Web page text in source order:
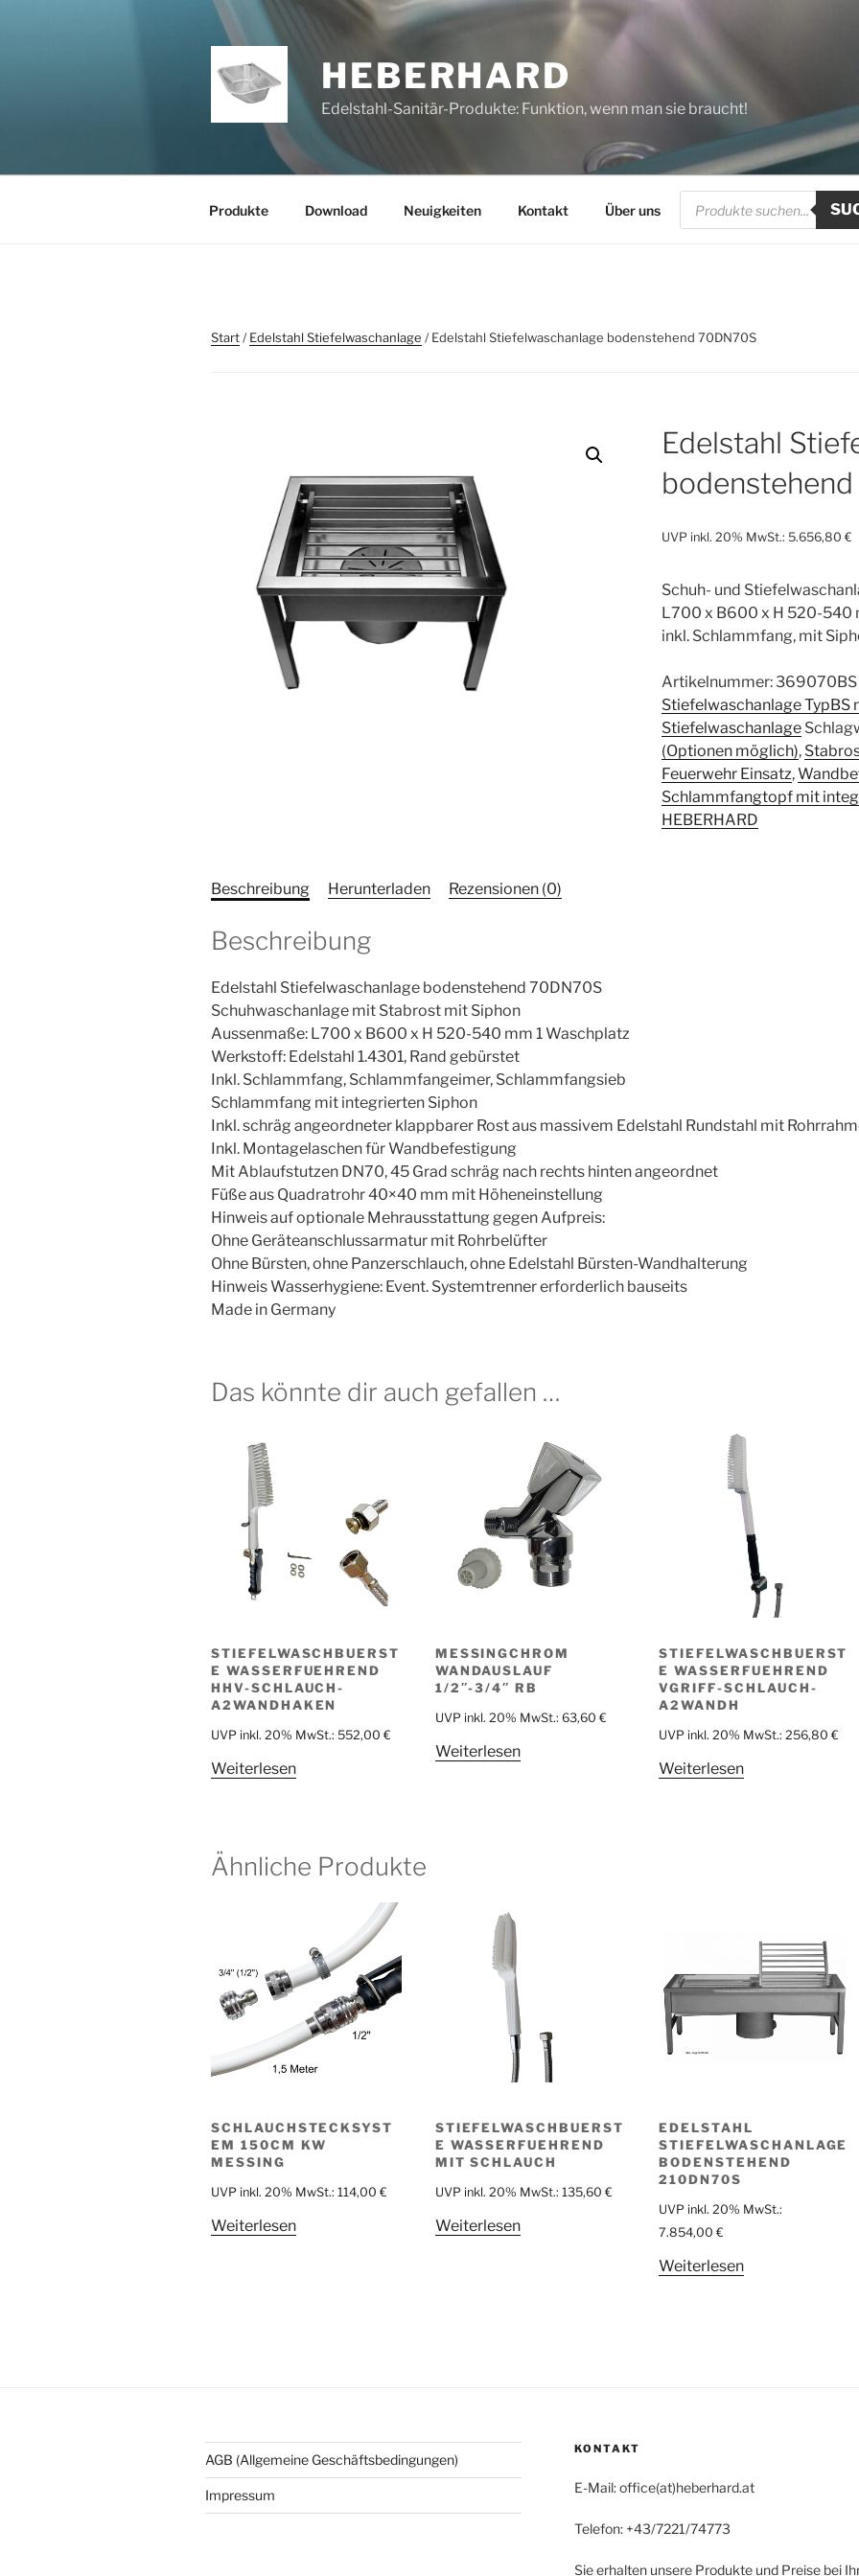
HEBERHARD
Edelstahl-Sanitär-Produkte: Funktion, wenn man sie braucht!
Produkte Download Neuigkeiten Kontakt Über uns
Products
search
Start/Edelstahl Stiefelwaschanlage / Edelstahl Stiefelwaschanlage bodenstehend 70DN70S
Edelstahl
UVP inkl. 20% MwSt.:5.656,80€
Schuh- und
L700 x B600 x H 520-540
inkl. Schlammfang, mit
Artikelnummer:369070BS
Stiefelwaschanlage TypBS
Stiefelwaschanlage
(Optionen möglich),
Feuerwehr Einsatz,
Schlammfangtopf mit
HEBERHARD
Beschreibung Herunterladen Rezensionen (0)
Beschreibung
Edelstahl Stiefelwaschanlage bodenstehend 70DN70S
Schuhwaschanlage mit Stabrost mit Siphon
Aussenmaße: L700 x B600 x H 520-540 mm 1 Waschplatz
Werkstoff: Edelstahl 1.4301, Rand gebürstet
Inkl. Schlammfang, Schlammfangeimer, Schlammfangsieb
Schlammfang mit integrierten Siphon
Inkl. schräg angeordneter klappbarer Rost aus massivem Edelstahl Rundstahl mit
Inkl. Montagelaschen für Wandbefestigung
Mit Ablaufstutzen DN70, 45 Grad schräg nach rechts hinten angeordnet
Füße aus Quadratrohr 40×40 mm mit Höheneinstellung
Hinweis auf optionale Mehrausstattung gegen Aufpreis:
Ohne Geräteanschlussarmatur mit Rohrbelüfter
Ohne Bürsten, ohne Panzerschlauch, ohne Edelstahl Bürsten-Wandhalterung
Hinweis Wasserhygiene: Event. Systemtrenner erforderlich bauseits
Made in Germany
Das könnte dir auch gefallen …
STIEFELWASCHBUERST
E WASSERFUEHREND
HHV-SCHLAUCH-
A2WANDHAKEN
UVP inkl. 20% MwSt.: 552,00 €
Weiterlesen
MESSINGCHROM
WANDAUSLAUF
1/2″-3/4″ RB
UVP inkl. 20% MwSt.: 63,60 €
Weiterlesen
STIEFELWASCHBUERST
E WASSERFUEHREND
VGRIFF-SCHLAUCH-
A2WANDH
UVP inkl. 20% MwSt.:256,80€
Weiterlesen
Ähnliche Produkte
SCHLAUCHSTECKSYST
EM 150CM KW
MESSING
UVP inkl. 20% MwSt.: 114,00 €
Weiterlesen
STIEFELWASCHBUERST
E WASSERFUEHREND
MIT SCHLAUCH
UVP inkl. 20% MwSt.: 135,60 €
Weiterlesen
EDELSTAHL
STIEFELWASCHANLAGE
BODENSTEHEND
210DN70S
UVP inkl. 20% MwSt.:
7.854,00€
Weiterlesen
AGB (Allgemeine Geschäftsbedingungen)
Impressum
KONTAKT
E-Mail: office(at)heberhard.at
Telefon: +43/7221/74773
Sie erhalten unsere Produkte und Preise bei